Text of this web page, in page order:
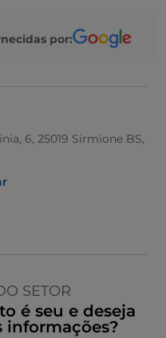
por:
6, 25019 Sirmione BS,
SETOR
é seu e deseja
informações?